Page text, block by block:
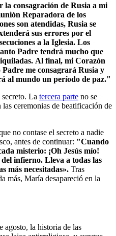
consagración de Rusia a mi
Reparadora de los
son atendidas, Rusia se
sus errores por el
a la Iglesia. Los
Padre tendrá mucho que
Al final, mi Corazón
Padre me consagrará Rusia y
al mundo un período de paz."
La tercera parte no se
ceremonias de beatificación de
no contase el secreto a nadie
antes de continuar: "Cuando
misterio: ¡Oh Jesús mío!
del infierno. Lleva a todas las
más necesitadas». Tras
más, María desapareció en la
agosto, la historia de las